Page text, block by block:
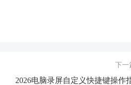
下一
2026电脑录屏自定义快捷键操作